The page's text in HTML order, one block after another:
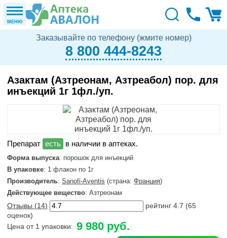
МЕНЮ
Заказывайте по телефону (жмите номер)
8 800 444-8243
Азактам (Азтреонам, Азтреабол) пор. для
инъекций 1г 1фл./уп.
в наличии в аптеках.
Форма выпуска: порошок для инъекций
В упаковке: 1 флакон по 1г
Производитель: Sanofi-Aventis (страна: Франция)
Действующее вещество: Азтреонам
Отзывы (14) рейтинг 4.7 (65
оценок)
Цена от 1 упаковки: 9 980 руб.